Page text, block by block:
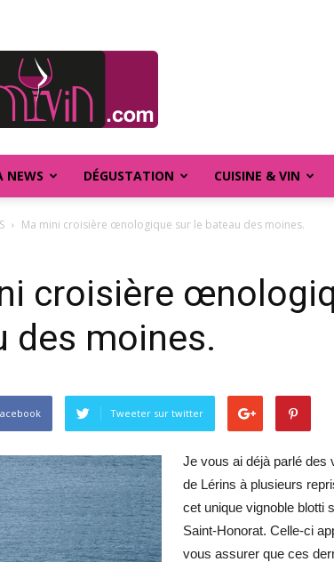
NEWS DÉGUSTATION CUISINE & VIN
Ma mini croisière œnologique sur le bateau des moines.
croisière
des moines.
Tweeter sur twitter
Je vous ai déjà parlé des
de Lérins à plusieurs
cet unique vignoble blotti
Saint-Honorat. Celle-ci
vous assurer que ces